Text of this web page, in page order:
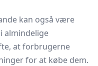
kan også være
almindelige
at forbrugerne
for at købe dem.